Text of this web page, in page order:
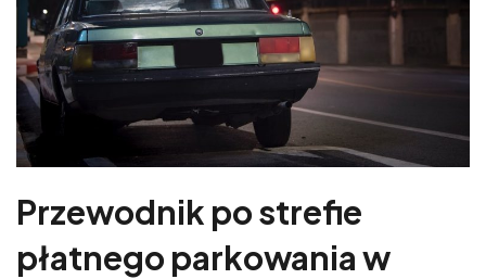
Przewodnik po strefie
płatnego parkowania w